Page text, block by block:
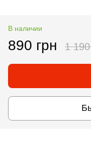
В наличии
890 грн 1